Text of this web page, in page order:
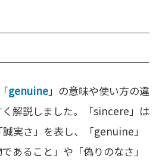
genuine」の意味や使い方の違
解説しました。「sincere」は
実さ」を表し、「genuine」
あること」や「偽りのなさ」